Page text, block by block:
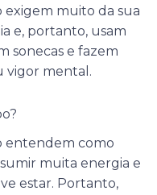
exigem muito da sua
e, portanto, usam
sonecas e fazem
vigor mental.
entendem como
muita energia e
estar. Portanto,